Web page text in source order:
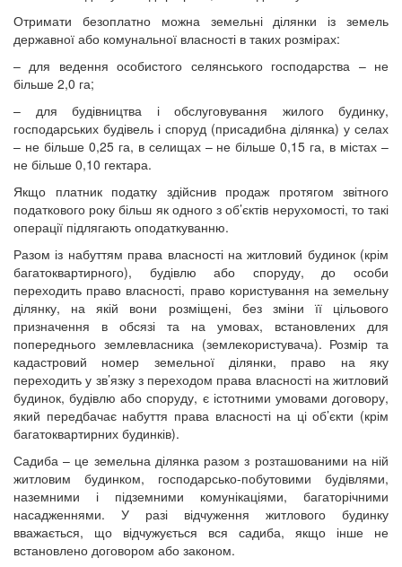
Отримати безоплатно можна земельні ділянки із земель
державної або комунальної власності в таких розмірах:
– для ведення особистого селянського господарства – не
більше 2,0 га;
– для будівництва і обслуговування жилого будинку,
господарських будівель і споруд (присадибна ділянка) у селах
– не більше 0,25 га, в селищах – не більше 0,15 га, в містах –
не більше 0,10 гектара.
Якщо платник податку здійснив продаж протягом звітного
податкового року більш як одного з об’єктів нерухомості, то такі
операції підлягають оподаткуванню.
Разом із набуттям права власності на житловий будинок (крім
багатоквартирного), будівлю або споруду, до особи
переходить право власності, право користування на земельну
ділянку, на якій вони розміщені, без зміни її цільового
призначення в обсязі та на умовах, встановлених для
попереднього землевласника (землекористувача). Розмір та
кадастровий номер земельної ділянки, право на яку
переходить у зв’язку з переходом права власності на житловий
будинок, будівлю або споруду, є істотними умовами договору,
який передбачає набуття права власності на ці об’єкти (крім
багатоквартирних будинків).
Садиба – це земельна ділянка разом з розташованими на ній
житловим будинком, господарсько-побутовими будівлями,
наземними і підземними комунікаціями, багаторічними
насадженнями. У разі відчуження житлового будинку
вважається, що відчужується вся садиба, якщо інше не
встановлено договором або законом.